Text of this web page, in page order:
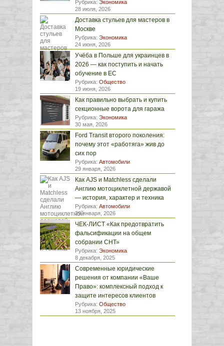
Рубрика: Экономика
28 июля, 2026
Доставка стульев для мастеров в
Москве
Рубрика: Экономика
24 июня, 2026
Учёба в Польше для украинцев в
2026 — как поступить и начать
обучение в ЕС
Рубрика: Общество
19 июня, 2026
Как правильно выбрать и купить
секционные ворота для гаража
Рубрика: Экономика
30 мая, 2026
Ford Transit второго поколения:
почему этот «работяга» жив до
сих пор
Рубрика: Автомобили
29 января, 2026
Как AJS и Matchless сделали
Англию мотоциклетной державой
— история, характер и техника
Рубрика: Автомобили
29 января, 2026
ЧЕК-ЛИСТ «Как предотвратить
фальсификации на общем
собрании СНТ»
Рубрика: Экономика
8 декабря, 2025
Современные юридические
решения от компании «Ваше
Право»: комплексный подход к
защите интересов клиентов
Рубрика: Общество
13 ноября, 2025